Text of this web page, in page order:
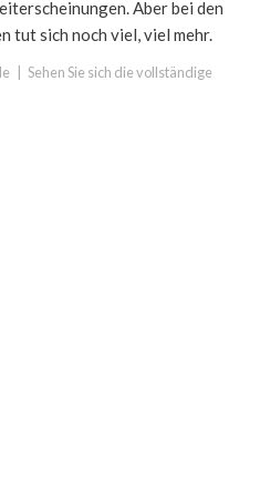
Aber bei den
tut sich noch viel, viel mehr.
Sehen Sie sich die vollständige